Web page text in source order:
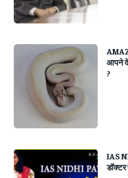
आपने
?
IAS